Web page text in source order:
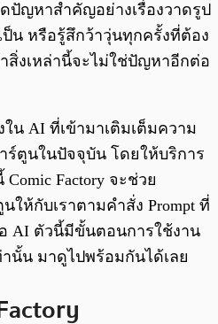
ญหาสำคัญอย่างเรื่องวาดรูป
น หรือรู้สึกว้าวุ่นทุกครั้งที่ต้อง
สิ่งเหล่านี้จะไม่ใช่ปัญหาอีกต่อ
ใน AI ที่เข้ามาเติมเต็มความ
ร์ตูนในปัจจุบัน โดยให้บริการ
Comic Factory จะช่วย
ห้กับเราตามคำสั่ง Prompt ที่
AI ตัวนี้มีขั้นตอนการใช้งาน
นั้น มาดูไปพร้อมกันได้เลย